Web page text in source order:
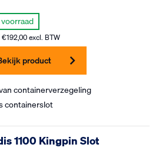
containerverzegeling
containerslot
€192,00excl. BTW
product
1100 Kingpin Slot